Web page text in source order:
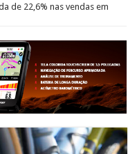
de 22,6% nas vendas em